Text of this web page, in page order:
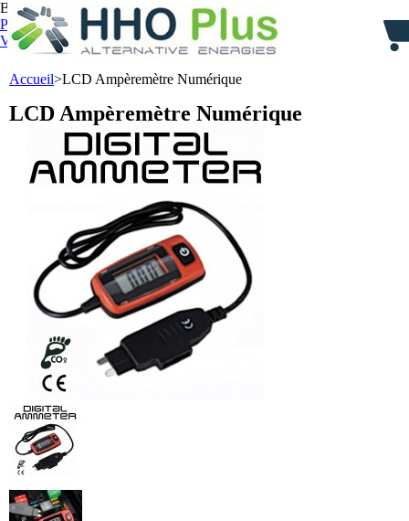
Bienvenue,
identifiez-vous
Panier : 0 produit produits
(vide)
Votre compte
Accueil>LCD Ampèremètre Numérique
LCD Ampèremètre Numérique